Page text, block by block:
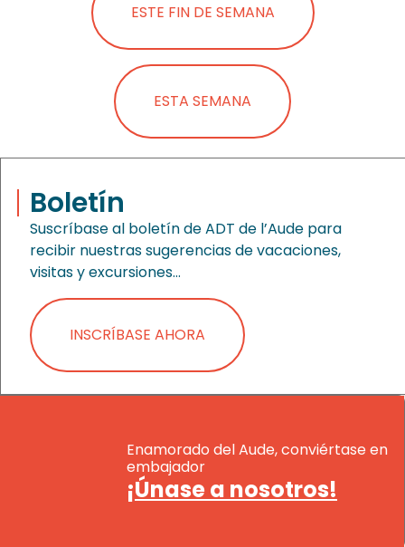
ESTE FIN DE SEMANA
ESTA SEMANA
Boletín
Suscríbase al boletín de ADT de l’Aude para
recibir nuestras sugerencias de vacaciones,
visitas y excursiones…
INSCRÍBASE AHORA
Enamorado del Aude, conviértase en
embajador
¡Únase a nosotros!